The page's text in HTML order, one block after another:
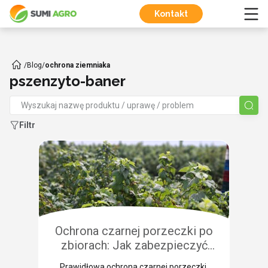
Kontakt
/Blog/ochrona ziemniaka
pszenzyto-baner
Filtr
Ochrona czarnej porzeczki po
zbiorach: Jak zabezpieczyć
plantację przed chorobami i